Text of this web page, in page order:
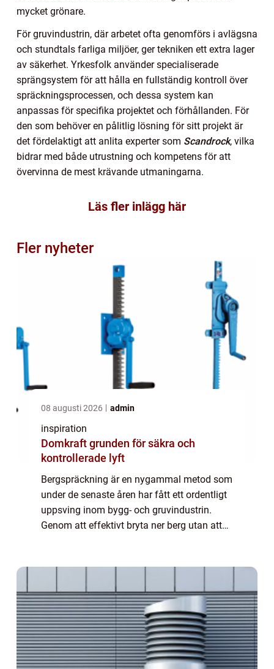
mycket grönare.
För gruvindustrin, där arbetet ofta genomförs i avlägsna
och stundtals farliga miljöer, ger tekniken ett extra lager
av säkerhet. Yrkesfolk använder specialiserade
sprängsystem för att hålla en fullständig kontroll över
spräckningsprocessen, och dessa system kan
anpassas för specifika projektet och förhållanden. För
den som behöver en pålitlig lösning för sitt projekt är
det fördelaktigt att anlita experter som Scandrock, vilka
bidrar med både utrustning och kompetens för att
övervinna de mest krävande utmaningarna.
Läs fler inlägg här
Fler nyheter
08 augusti 2026 admin
inspiration
Domkraft grunden för säkra och
kontrollerade lyft
Bergspräckning är en nygammal metod som
under de senaste åren har fått ett ordentligt
uppsving inom bygg- och gruvindustrin.
Genom att effektivt bryta ner berg utan att